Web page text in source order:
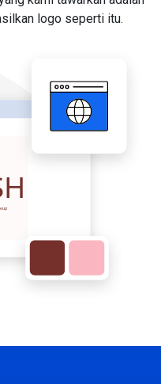
logo seperti itu.